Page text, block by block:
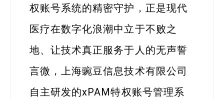
权账号系统的精密守护，正是现代
医疗在数字化浪潮中立于不败之
地、让技术真正服务于人的无声誓
言微，上海豌豆信息技术有限公司
自主研发的xPAM特权账号管理系